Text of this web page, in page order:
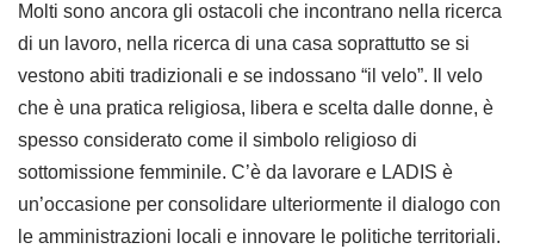
Molti sono ancora gli ostacoli che incontrano nella ricerca
di un lavoro, nella ricerca di una casa soprattutto se si
vestono abiti tradizionali e se indossano “il velo”. Il velo
che è una pratica religiosa, libera e scelta dalle donne, è
spesso considerato come il simbolo religioso di
sottomissione femminile. C’è da lavorare e LADIS è
un’occasione per consolidare ulteriormente il dialogo con
le amministrazioni locali e innovare le politiche territoriali.